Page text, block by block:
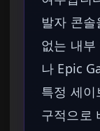
발자 콘
없는 내
나 Epic
특정 세이
구적으로